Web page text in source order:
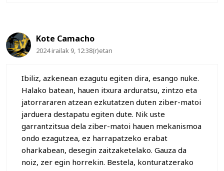
Kote Camacho
2024 irailak 9, 12:38(r)etan
Ibiliz, azkenean ezagutu egiten dira, esango nuke.
Halako batean, hauen itxura arduratsu, zintzo eta
jatorrararen atzean ezkutatzen duten ziber-matoi
jarduera destapatu egiten dute. Nik uste
garrantzitsua dela ziber-matoi hauen mekanismoa
ondo ezagutzea, ez harrapatzeko erabat
oharkabean, desegin zaitzaketelako. Gauza da
noiz, zer egin horrekin. Bestela, konturatzerako